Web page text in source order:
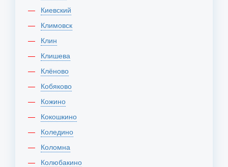
Киевский
Климовск
Клин
Клишева
Клёново
Кобяково
Кожино
Кокошкино
Коледино
Коломна
Колюбакино